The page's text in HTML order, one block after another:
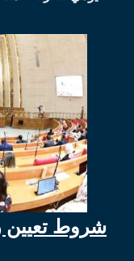
شروط تعيين